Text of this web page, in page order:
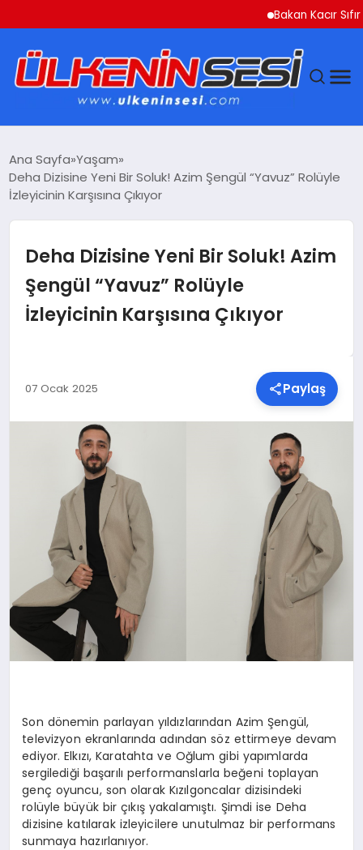
Bakan Kacır Sıfır Atık
EKONOMI
SAĞLIK
TEKNOLOJI
MALATYA HABERLERI
Ana Sayfa Yaşam
Deha Dizisine Yeni Bir Soluk! Azim Şengül “Yavuz” Rolüyle
İzleyicinin Karşısına Çıkıyor
Deha Dizisine Yeni Bir Soluk! Azim
Şengül “Yavuz” Rolüyle
İzleyicinin Karşısına Çıkıyor
07 Ocak 2025 Paylaş
Son dönemin parlayan yıldızlarından Azim Şengül,
televizyon ekranlarında adından söz ettirmeye devam
ediyor. Elkızı, Karatahta ve Oğlum gibi yapımlarda
sergilediği başarılı performanslarla beğeni toplayan
genç oyuncu, son olarak Kızılgoncalar dizisindeki
rolüyle büyük bir çıkış yakalamıştı. Şimdi ise Deha
dizisine katılarak izleyicilere unutulmaz bir performans
sunmaya hazırlanıyor.